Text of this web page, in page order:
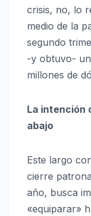
crisis, no, lo
medio de la
segundo
-y obtuvo-
millones de
La intención
abajo
Este largo
cierre
año, busca
«equiparar»